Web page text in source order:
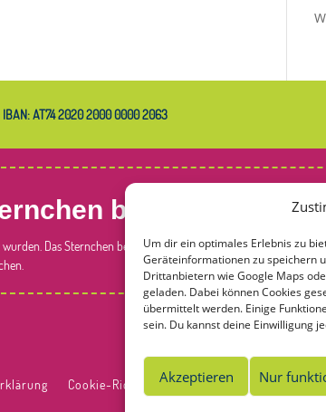
Um dir ein optimales Erlebnis zu
Geräteinformationen zu speichern
Drittanbietern wie Google Maps
geladen. Dabei können Cookies
übermittelt werden. Einige
sein. Du kannst deine Einwilligung
Akzeptieren Nur
AT74 2020 2000 0000 2063
bei Frauen*?
Das Sternchen bei Frauen*soll die Vielfalt der möglichen
Cookie-Richtlinie